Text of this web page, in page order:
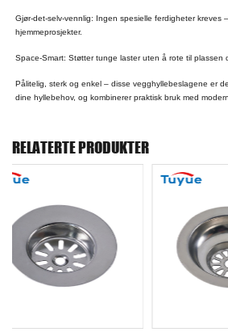
Gjør-det-selv-vennlig: Ingen spesielle ferdigheter kreves
hjemmeprosjekter.
Space-Smart: Støtter tunge laster uten å rote til plassen
Pålitelig, sterk og enkel – disse vegghyllebeslagene er
dine hyllebehov, og kombinerer praktisk bruk med
RELATERTE PRODUKTER